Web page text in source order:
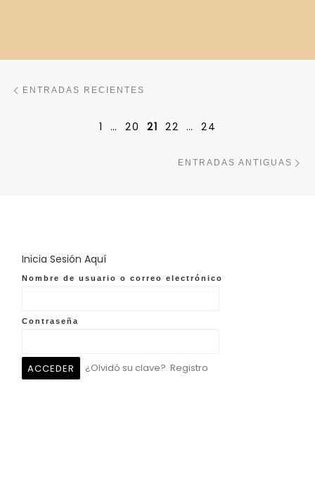
ENTRADAS RECIENTES
1 … 20 21 22 … 24
ENTRADAS ANTIGUAS
Inicia Sesión Aquí
Nombre de usuario o correo electrónico
Contraseña
¿Olvidó su clave? Registro